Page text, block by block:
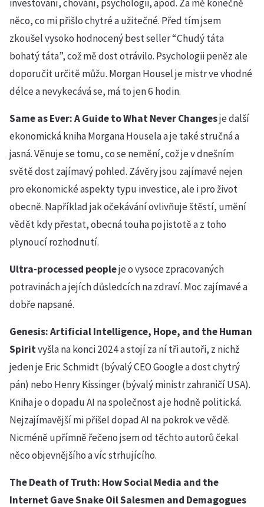
investování, chování, psychologii, apod. Za mě konečně
něco, co mi přišlo chytré a užitečné. Před tím jsem
zkoušel vysoko hodnocený best seller “Chudý táta
bohatý táta”, což mě dost otrávilo. Psychologii peněz ale
doporučit určitě můžu. Morgan Housel je mistr ve vhodné
délce a nevykecává se, má to jen 6 hodin.
Same as Ever: A Guide to What Never Changesje další
ekonomická kniha Morgana Housela a je také stručná a
jasná. Věnuje se tomu, co se nemění, což je v dnešním
světě dost zajímavý pohled. Závěry jsou zajímavé nejen
pro ekonomické aspekty typu investice, ale i pro život
obecně. Například jak očekávání ovlivňuje štěstí, umění
vědět kdy přestat, obecná touha po jistotě a z toho
plynoucí rozhodnutí.
Ultra-processed peopleje o vysoce zpracovaných
potravinách a jejích důsledcích na zdraví. Moc zajímavé a
dobře napsané.
Genesis: Artificial Intelligence, Hope, and the Human
Spiritvyšla na konci 2024 a stojí za ní tři autoři, z nichž
jeden je Eric Schmidt (bývalý CEO Google a dost chytrý
pán) nebo Henry Kissinger (bývalý ministr zahraničí USA).
Kniha je o dopadu AI na společnost a je hodně politická.
Nejzajímavější mi přišel dopad AI na pokrok ve vědě.
Nicméně upřímně řečeno jsem od těchto autorů čekal
něco objevnějšího a víc strhujícího.
The Death of Truth: How Social Media and the
Internet Gave Snake Oil Salesmen and Demagogues